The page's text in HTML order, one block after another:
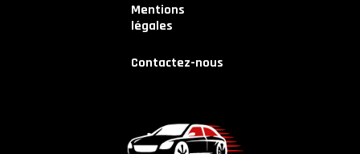
Mentions
légales
Contactez-nous